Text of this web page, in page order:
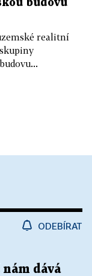
budovu
realitní
ODEBÍRAT
nám dává